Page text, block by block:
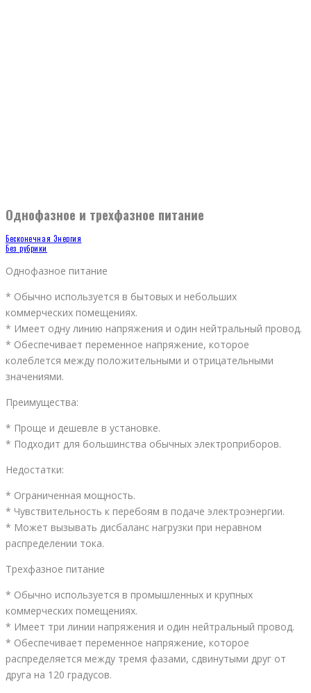
Однофазное и трехфазное питание
Бесконечная Энергия
Без рубрики
Однофазное питание
* Обычно используется в бытовых и небольших
коммерческих помещениях.
* Имеет одну линию напряжения и один нейтральный провод.
* Обеспечивает переменное напряжение, которое
колеблется между положительными и отрицательными
значениями.
Преимущества:
* Проще и дешевле в установке.
* Подходит для большинства обычных электроприборов.
Недостатки:
* Ограниченная мощность.
* Чувствительность к перебоям в подаче электроэнергии.
* Может вызывать дисбаланс нагрузки при неравном
распределении тока.
Трехфазное питание
* Обычно используется в промышленных и крупных
коммерческих помещениях.
* Имеет три линии напряжения и один нейтральный провод.
* Обеспечивает переменное напряжение, которое
распределяется между тремя фазами, сдвинутыми друг от
друга на 120 градусов.